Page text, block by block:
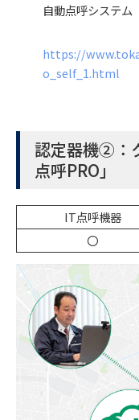
自動点呼システム
https://
o_self_1.html
認定器機②：
点呼PRO」
IT点呼機器
〇